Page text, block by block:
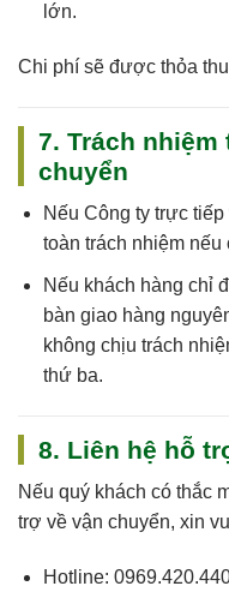
lớn.
Chi phí sẽ được thỏa
7. Trách
chuyển
Nếu Công ty trực tiếp
toàn trách nhiệmnếu
Nếu khách hàng chỉ
bàn giao hàng
không chịu trách
thứ ba.
8. Liên hệ hỗ
Nếu quý khách có thắc
trợ về vận chuyển, xin
Hotline: